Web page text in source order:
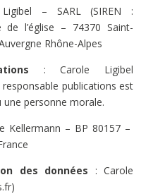
– SARL (SIREN :
l’église – 74370 Saint-
Rhône-Alpes
: Carole Ligibel
publications est
personne morale.
Kellermann – BP 80157 –
des données
: Carole